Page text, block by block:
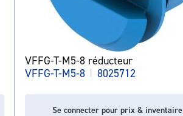
VFFG-T-M5-8 réducteur
VFFG-T-M5-8 | 8025712
Se connecter pour prix & inventaire